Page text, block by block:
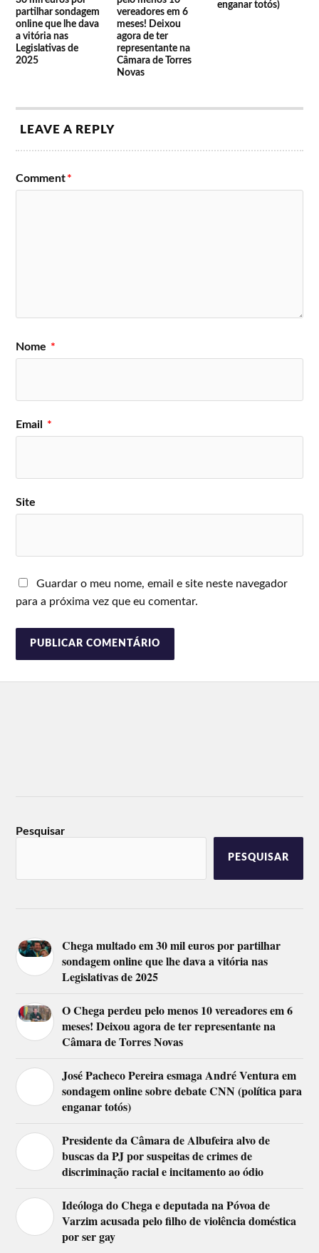
partilhar sondagem
online que lhe dava
a vitória nas
Legislativas de
2025
vereadores em 6
meses! Deixou
agora de ter
representante na
Câmara de Torres
Novas
enganar totós)
LEAVE A REPLY
Comment*
Nome *
Email *
Site
Guardar o meu nome, email e site neste navegador
para a próxima vez que eu comentar.
Pesquisar
PESQUISAR
Chega multado em 30 mil euros por partilhar
sondagem online que lhe dava a vitória nas
Legislativas de 2025
O Chega perdeu pelo menos 10 vereadores em 6
meses! Deixou agora de ter representante na
Câmara de Torres Novas
José Pacheco Pereira esmaga André Ventura em
sondagem online sobre debate CNN (política para
enganar totós)
Presidente da Câmara de Albufeira alvo de
buscas da PJ por suspeitas de crimes de
discriminação racial e incitamento ao ódio
Ideóloga do Chega e deputada na Póvoa de
Varzim acusada pelo filho de violência doméstica
por ser gay